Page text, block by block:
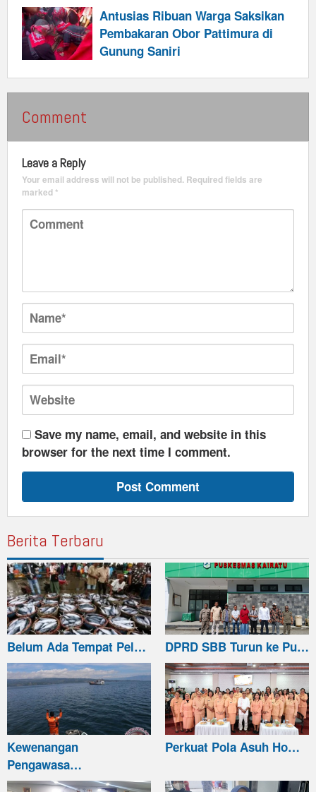
Antusias Ribuan Warga Saksikan
Pembakaran Obor Pattimura di
Gunung Saniri
Comment
Leave a Reply
Your email address will not be published. Required fields are
marked*
Save my name, email, and website in this
browser for the next time I comment.
Berita Terbaru
Belum Ada Tempat Pel… DPRD SBB Turun ke Pu…
Kewenangan
Pengawasa…
Perkuat Pola Asuh Ho…